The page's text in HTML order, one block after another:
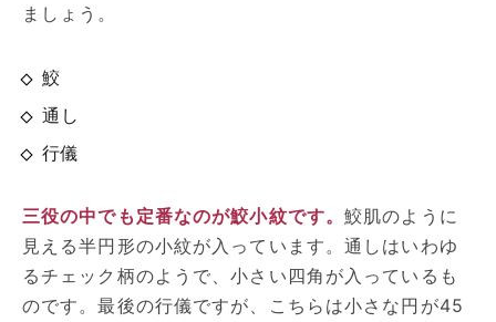
ましょう。
鮫
通し
行儀
三役の中でも定番なのが鮫小紋です。鮫肌のように
見える半円形の小紋が入っています。通しはいわゆ
るチェック柄のようで、小さい四角が入っているも
のです。最後の行儀ですが、こちらは小さな円が45